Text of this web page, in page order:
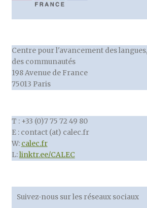
Centre pour l'avancement des
des communautés
198 Avenue de France
75013 Paris
T : +33 (0)7 75 72 49 80
E : contact (at) calec.fr
W: calec.fr
L:linktr.ee/CALEC
Suivez-nous sur les réseaux sociaux